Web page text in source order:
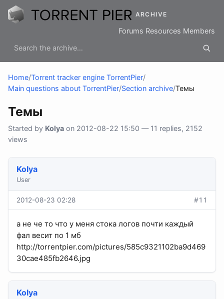
ARCHIVE
Forums Resources Members
Home/Torrent tracker engine TorrentPier/
Main questions about TorrentPier/Section archive/Темы
Темы
Started by Kolya on 2012-08-22 15:50 — 11 replies, 2152
views
Kolya
User
2012-08-23 02:28 #11
а не че то что у меня стока логов почти каждый
фал весит по 1 мб
http://torrentpier.com/pictures/585c9321102ba9d469
30cae485fb2646.jpg
Kolya